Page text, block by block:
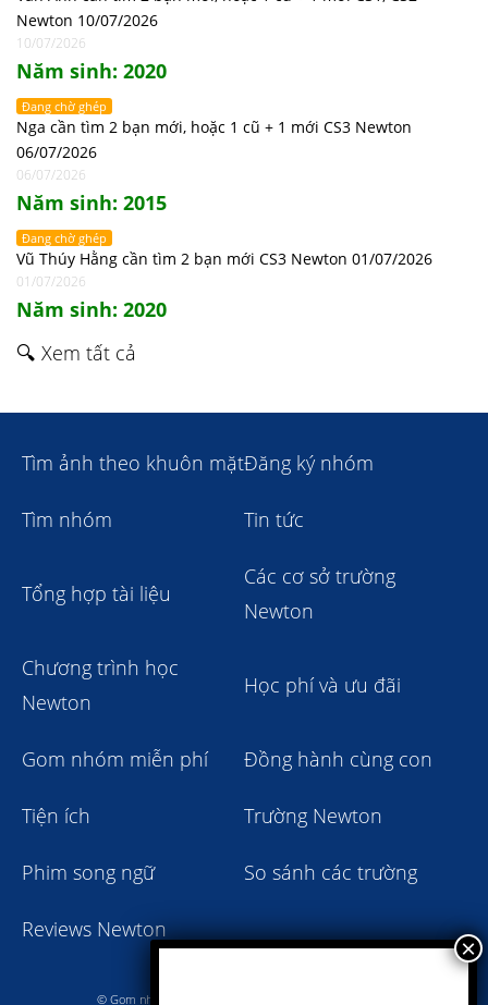
Newton 10/07/2026
10/07/2026
Năm sinh: 2020
Đang chờ ghép
Nga cần tìm 2 bạn mới, hoặc 1 cũ + 1 mới CS3 Newton
06/07/2026
06/07/2026
Năm sinh: 2015
Đang chờ ghép
Vũ Thúy Hằng cần tìm 2 bạn mới CS3 Newton 01/07/2026
01/07/2026
Năm sinh: 2020
🔍 Xem tất cả
Tìm ảnh theo khuôn mặtĐăng ký nhóm
Tìm nhóm Tin tức
Tổng hợp tài liệu
Các cơ sở trường
Newton
Chương trình học
Newton
Học phí và ưu đãi
Gom nhóm miễn phí Đồng hành cùng con
Tiện ích Trường Newton
Phim song ngữ So sánh các trường
Reviews Newton
© Gom nhóm trường Newton giảm học phí 2023 - 2024